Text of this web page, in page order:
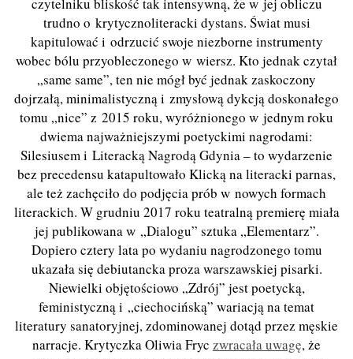
czytelniku bliskość tak intensywną, że w jej obliczu
trudno o krytycznoliteracki dystans. Świat musi
kapitulować i odrzucić swoje niezborne instrumenty
wobec bólu przyobleczonego w wiersz. Kto jednak czytał
„same same”, ten nie mógł być jednak zaskoczony
dojrzałą, minimalistyczną i zmysłową dykcją doskonałego
tomu „nice” z 2015 roku, wyróżnionego w jednym roku
dwiema najważniejszymi poetyckimi nagrodami:
Silesiusem i Literacką Nagrodą Gdynia – to wydarzenie
bez precedensu katapultowało Klicką na literacki parnas,
ale też zachęciło do podjęcia prób w nowych formach
literackich. W grudniu 2017 roku teatralną premierę miała
jej publikowana w „Dialogu” sztuka „Elementarz”.
Dopiero cztery lata po wydaniu nagrodzonego tomu
ukazała się debiutancka proza warszawskiej pisarki.
Niewielki objętościowo „Zdrój” jest poetycką,
feministyczną i „ciechocińską” wariacją na temat
literatury sanatoryjnej, zdominowanej dotąd przez męskie
narracje. Krytyczka Oliwia Fryc zwracała uwagę, że